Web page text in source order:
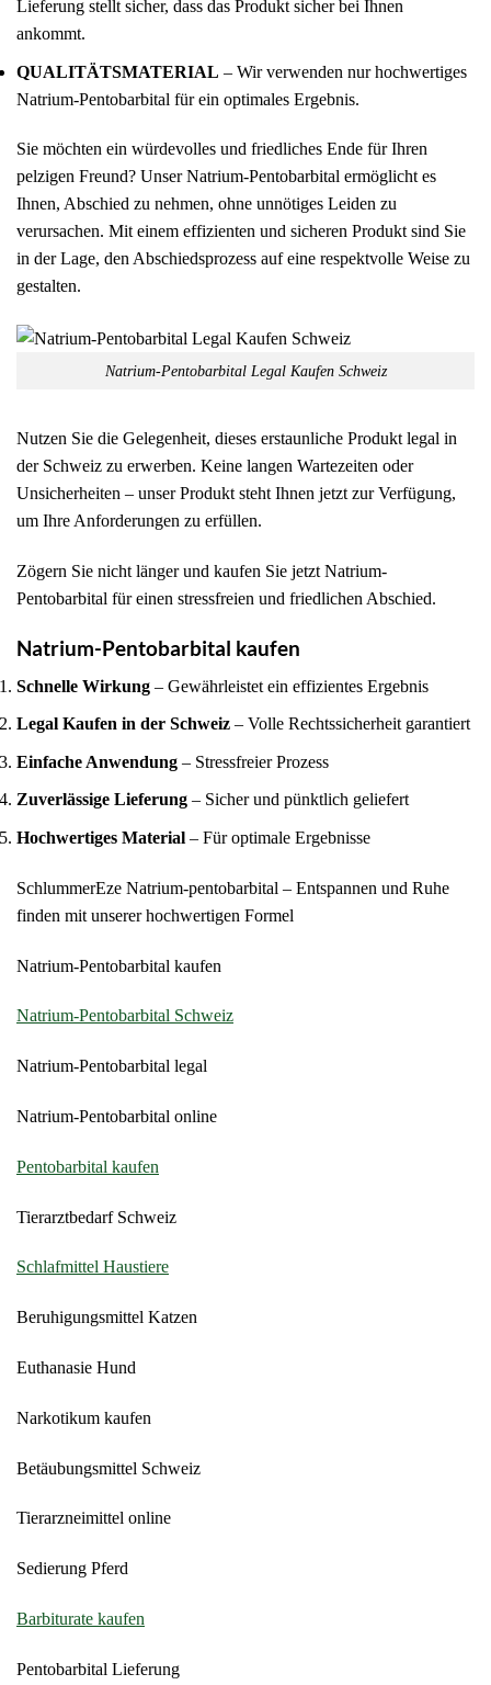
Lieferung stellt sicher, dass das Produkt sicher bei Ihnen
ankommt.
QUALITÄTSMATERIAL – Wir verwenden nur hochwertiges
Natrium-Pentobarbital für ein optimales Ergebnis.
Sie möchten ein würdevolles und friedliches Ende für Ihren
pelzigen Freund? Unser Natrium-Pentobarbital ermöglicht es
Ihnen, Abschied zu nehmen, ohne unnötiges Leiden zu
verursachen. Mit einem effizienten und sicheren Produkt sind Sie
in der Lage, den Abschiedsprozess auf eine respektvolle Weise zu
gestalten.
Natrium-Pentobarbital Legal Kaufen Schweiz
Nutzen Sie die Gelegenheit, dieses erstaunliche Produkt legal in
der Schweiz zu erwerben. Keine langen Wartezeiten oder
Unsicherheiten – unser Produkt steht Ihnen jetzt zur Verfügung,
um Ihre Anforderungen zu erfüllen.
Zögern Sie nicht länger und kaufen Sie jetzt Natrium-
Pentobarbital für einen stressfreien und friedlichen Abschied.
Natrium-Pentobarbital kaufen
Schnelle Wirkung – Gewährleistet ein effizientes Ergebnis
Legal Kaufen in der Schweiz – Volle Rechtssicherheit garantiert
Einfache Anwendung – Stressfreier Prozess
Zuverlässige Lieferung – Sicher und pünktlich geliefert
Hochwertiges Material – Für optimale Ergebnisse
SchlummerEze Natrium-pentobarbital – Entspannen und Ruhe
finden mit unserer hochwertigen Formel
Natrium-Pentobarbital kaufen
Natrium-Pentobarbital Schweiz
Natrium-Pentobarbital legal
Natrium-Pentobarbital online
Pentobarbital kaufen
Tierarztbedarf Schweiz
Schlafmittel Haustiere
Beruhigungsmittel Katzen
Euthanasie Hund
Narkotikum kaufen
Betäubungsmittel Schweiz
Tierarzneimittel online
Sedierung Pferd
Barbiturate kaufen
Pentobarbital Lieferung